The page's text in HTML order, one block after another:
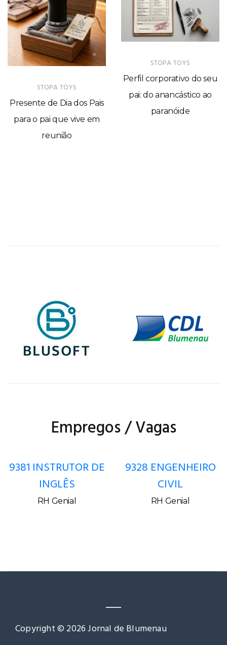
STOPA TOYS
Presente de Dia dos Pais
para o pai que vive em
reunião
STOPA TOYS
Perfil corporativo do seu
pai: do anancástico ao
paranóide
Empregos / Vagas
9381 INSTRUTOR DE
INGLÊS
RH Genial
9328 ENGENHEIRO
CIVIL
RH Genial
Copyright © 2026 Jornal de Blumenau